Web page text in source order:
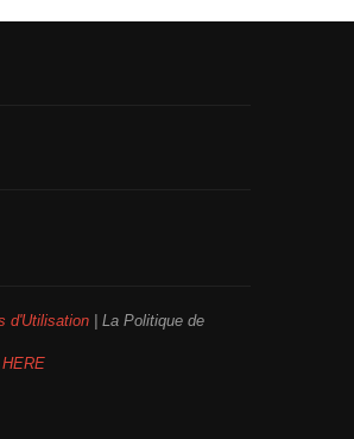
d'Utilisation| La Politique de
HERE